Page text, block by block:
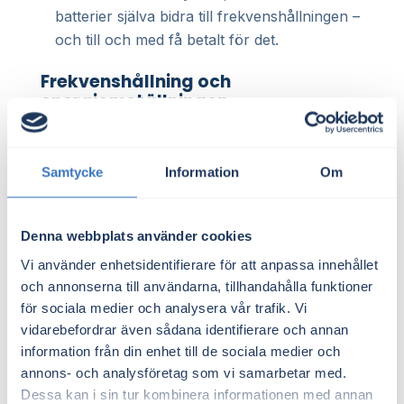
Samtycke Information Om
Denna webbplats använder cookies
Vi använder enhetsidentifierare för att anpassa innehållet
och annonserna till användarna, tillhandahålla funktioner
för sociala medier och analysera vår trafik. Vi
vidarebefordrar även sådana identifierare och annan
information från din enhet till de sociala medier och
annons- och analysföretag som vi samarbetar med.
Dessa kan i sin tur kombinera informationen med annan
batterier själva bidra till frekvenshållningen –
och till och med få betalt för det.
Frekvenshållning och
energiomställningen
I takt med att vi fasar ut planerbar
och ökar andelen väderberoende energi (som
viktigare.
Väderberoende produktion är mindre
förutsägbar, vilket ökar risken för
frekvenssvängningar. Nya tekniska lösningar,
som batterilager och smart styrning, blir därför
centrala i framtidens elsystem.